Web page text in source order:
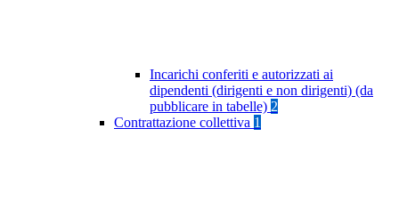
Incarichi conferiti e autorizzati ai
dipendenti (dirigenti e non dirigenti) (da
pubblicare in tabelle) 2
Contrattazione collettiva 1